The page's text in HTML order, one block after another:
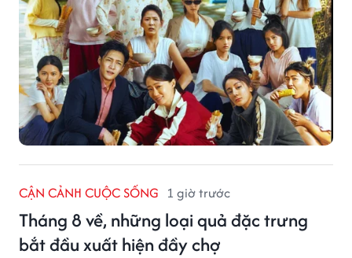
CẬN CẢNH CUỘC SỐNG 1 giờ trước
Tháng 8 về, những loại quả đặc trưng
bắt đầu xuất hiện đầy chợ